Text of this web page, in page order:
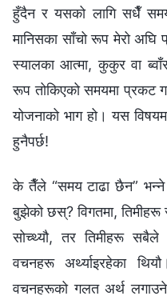
हुँदैन र यसको लागि सधैँ
मानिसका साँचो रूप मेरो
स्यालका आत्मा, कुकुर वा
रूप तोकिएको समयमा प्रकट
योजनाको भाग हो। यस
हुनैपर्छ!
के तैँले “समय टाढा छैन”
बुझेको छस्? विगतमा,
सोच्थ्यौ, तर तिमीहरू सबैले
वचनहरू अर्थ्याइरहेका
वचनहरूको गलत अर्थ लगाउने